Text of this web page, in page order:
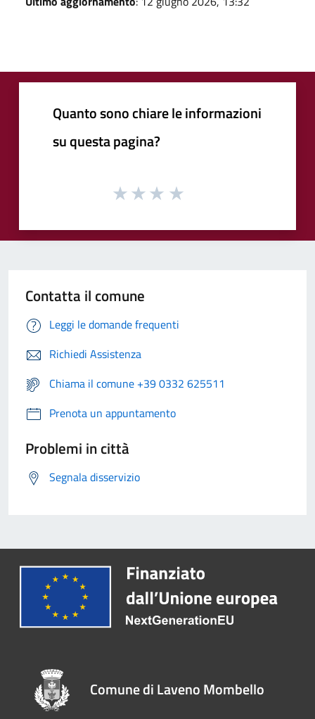
Quanto sono chiare le informazioni
su questa pagina?
Contatta il comune
Leggi le domande frequenti
Richiedi Assistenza
Chiama il comune +39 0332 625511
Prenota un appuntamento
Problemi in città
Segnala disservizio
Comune di Laveno Mombello